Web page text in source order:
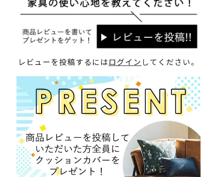
レビューを投稿するにはログイン してください。